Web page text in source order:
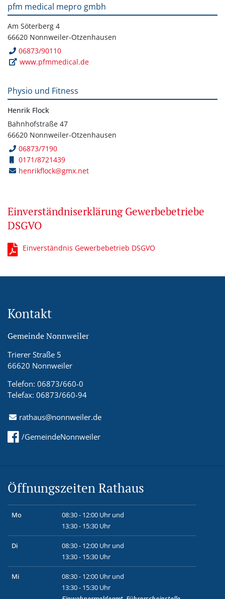
pfm medical mepro gmbh
Am Söterberg 4
66620 Nonnweiler-Otzenhausen
06873/90110
www.pfmmedical.de
Physio und Fitness
Henrik Flock
Bahnhofstraße 47
66620 Nonnweiler-Otzenhausen
06873/7190
0171/8721439
henrikflock@gmx.net
Einverständniserklärung Gewerbebetriebe
DSGVO
Einverständnis Gewerbebetrieb DSGVO
Kontakt
Gemeinde Nonnweiler
Trierer Straße 5
66620 Nonnweiler
Telefon: 06873/660-0
Telefax: 06873/660-94
rathaus@nonnweiler.de
/GemeindeNonnweiler
Öffnungszeiten Rathaus
Mo
08:30 - 12:00 Uhr und
13:30 - 15:30 Uhr
Di
08:30 - 12:00 Uhr und
13:30 - 15:30 Uhr
Mi
08:30 - 12:00 Uhr und
13:30 - 15:30 Uhr